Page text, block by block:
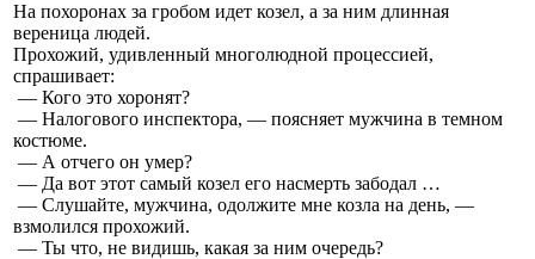
На похоронах за гробом идет козел, а за ним длинная
вереница людей.
Прохожий, удивленный многолюдной процессией,
спрашивает:
— Кого это хоронят?
— Налогового инспектора, — поясняет мужчина в темном
костюме.
— А отчего он умер?
— Да вот этот самый козел его насмерть забодал …
— Слушайте, мужчина, одолжите мне козла на день, —
взмолился прохожий.
— Ты что, не видишь, какая за ним очередь?